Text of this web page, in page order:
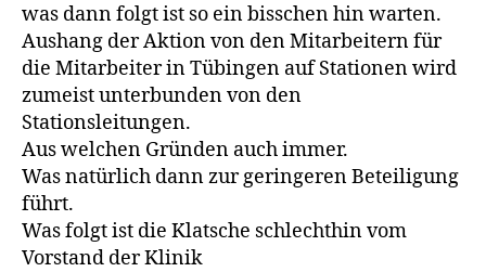
was dann folgt ist so ein bisschen hin warten.
Aushang der Aktion von den Mitarbeitern für
die Mitarbeiter in Tübingen auf Stationen wird
zumeist unterbunden von den
Stationsleitungen.
Aus welchen Gründen auch immer.
Was natürlich dann zur geringeren Beteiligung
führt.
Was folgt ist die Klatsche schlechthin vom
Vorstand der Klinik